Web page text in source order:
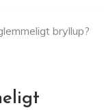
bryllup?